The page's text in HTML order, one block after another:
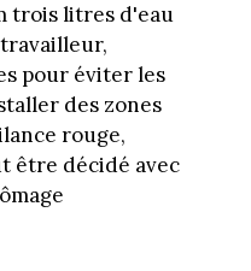
trois litres d'eau
pour éviter les
des zones
rouge,
être décidé avec